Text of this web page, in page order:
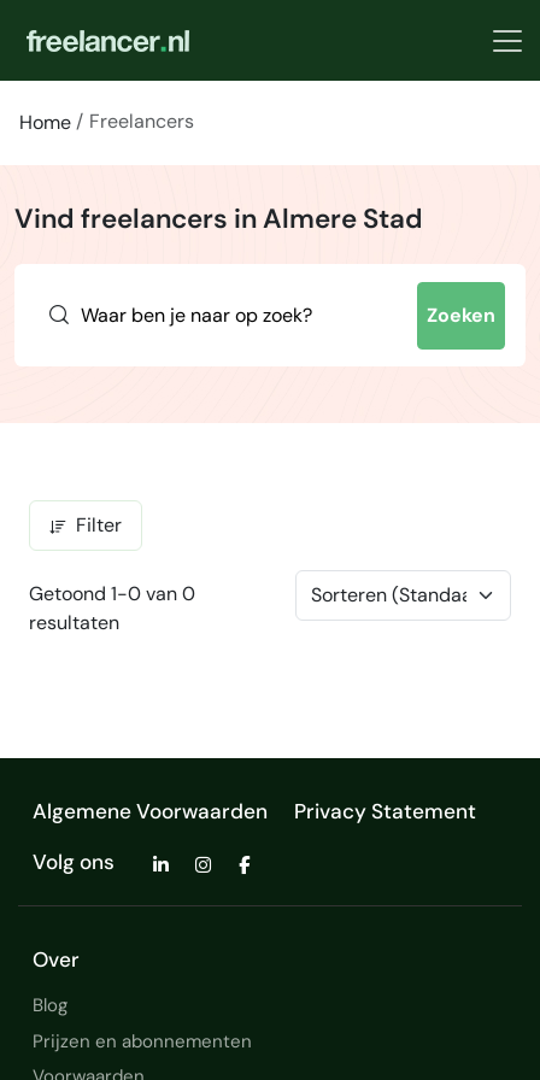
Home Freelancers
Vind freelancers in Almere Stad
Zoeken
Filter
Getoond 1-0 van 0
resultaten
Algemene Voorwaarden
Privacy Statement
Volg ons
Over
Blog
Prijzen en abonnementen